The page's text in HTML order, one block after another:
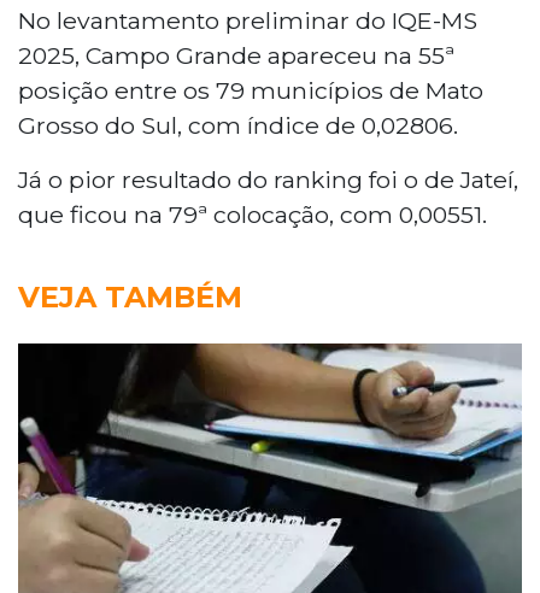
No levantamento preliminar do IQE-MS
2025, Campo Grande apareceu na 55ª
posição entre os 79 municípios de Mato
Grosso do Sul, com índice de 0,02806.
Já o pior resultado do ranking foi o de Jateí,
que ficou na 79ª colocação, com 0,00551.
VEJA TAMBÉM